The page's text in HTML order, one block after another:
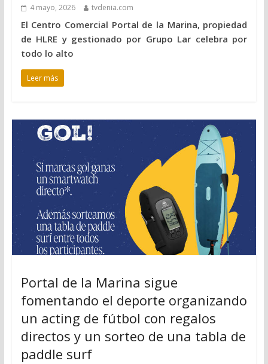
4 mayo, 2026 tvdenia.com
El Centro Comercial Portal de la Marina, propiedad
de HLRE y gestionado por Grupo Lar celebra por
todo lo alto
Leer más
Portal de la Marina sigue
fomentando el deporte organizando
un acting de fútbol con regalos
directos y un sorteo de una tabla de
paddle surf